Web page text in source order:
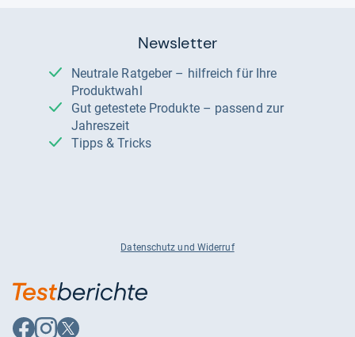
Newsletter
Neutrale Ratgeber – hilfreich für Ihre
Produktwahl
Gut getestete Produkte – passend zur
Jahreszeit
Tipps & Tricks
Datenschutz und Widerruf
AufAufAuf